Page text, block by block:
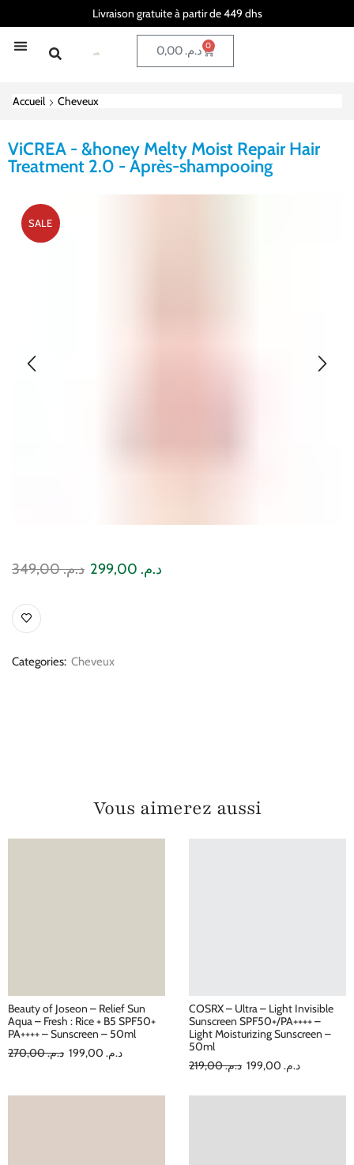
Livraison gratuite à partir de 449 dhs
د.م.0,00 0
Accueil Cheveux
ViCREA - &honey Melty Moist Repair Hair
Treatment 2.0 - Après-shampooing
SALE
د.م.349,00 د.م.
Categories: Cheveux
Vous aimerez aussi
Beauty of Joseon – Relief Sun
Aqua – Fresh : Rice + B5 SPF50+
PA++++ – Sunscreen – 50ml
د.م.270,00 د.م.
COSRX – Ultra – Light Invisible
Sunscreen SPF50+/PA++++ –
Light Moisturizing Sunscreen –
50ml
د.م.219,00 د.م.